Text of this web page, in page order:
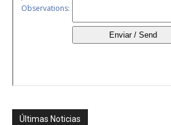
Últimas Noticias